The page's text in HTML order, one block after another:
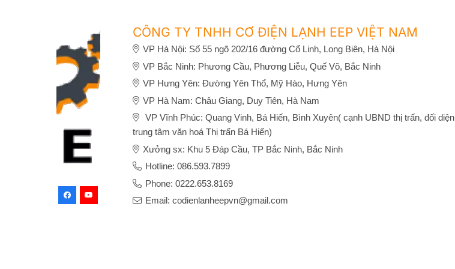
CÔNG TY TNHH CƠ ĐIỆN LẠNH EEP VIỆT NAM
VP Hà Nội: Số 55 ngõ 202/16 đường Cổ Linh, Long Biên, Hà Nội
VP Bắc Ninh: Phương Cầu, Phương Liễu, Quế Võ, Bắc Ninh
VP Hưng Yên: Đường Yên Thổ, Mỹ Hào, Hưng Yên
VP Hà Nam: Châu Giang, Duy Tiên, Hà Nam
VP Vĩnh Phúc: Quang Vinh, Bá Hiến, Bình Xuyên( cạnh UBND thị trấn, đối diện
trung tâm văn hoá Thị trấn Bá Hiến)
Xưởng sx: Khu 5 Đáp Cầu, TP Bắc Ninh, Bắc Ninh
Hotline: 086.593.7899
Phone: 0222.653.8169
Email: codienlanheepvn@gmail.com